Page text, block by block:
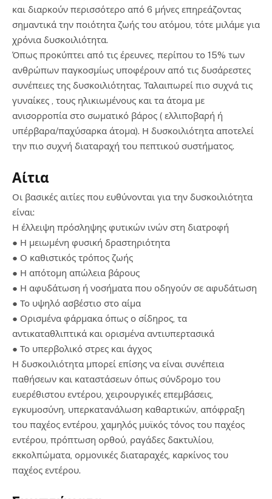
και διαρκούν περισσότερο από 6 μήνες επηρεάζοντας
σημαντικά την ποιότητα ζωής του ατόμου, τότε μιλάμε για
χρόνια δυσκοιλιότητα.
Όπως προκύπτει από τις έρευνες, περίπου το 15% των
ανθρώπων παγκοσμίως υποφέρουν από τις δυσάρεστες
συνέπειες της δυσκοιλιότητας. Ταλαιπωρεί πιο συχνά τις
γυναίκες , τους ηλικιωμένους και τα άτομα με
ανισορροπία στο σωματικό βάρος ( ελλιποβαρή ή
υπέρβαρα/παχύσαρκα άτομα). Η δυσκοιλιότητα αποτελεί
την πιο συχνή διαταραχή του πεπτικού συστήματος.
Αίτια
Οι βασικές αιτίες που ευθύνονται για την δυσκοιλιότητα
είναι:
Η έλλειψη πρόσληψης φυτικών ινών στη διατροφή
● Η μειωμένη φυσική δραστηριότητα
● Ο καθιστικός τρόπος ζωής
● Η απότομη απώλεια βάρους
● Η αφυδάτωση ή νοσήματα που οδηγούν σε αφυδάτωση
● Το υψηλό ασβέστιο στο αίμα
● Ορισμένα φάρμακα όπως ο σίδηρος, τα
αντικαταθλιπτικά και ορισμένα αντιυπερτασικά
● Το υπερβολικό στρες και άγχος
Η δυσκοιλιότητα μπορεί επίσης να είναι συνέπεια
παθήσεων και καταστάσεων όπως σύνδρομο του
ευερέθιστου εντέρου, χειρουργικές επεμβάσεις,
εγκυμοσύνη, υπερκατανάλωση καθαρτικών, απόφραξη
του παχέος εντέρου, χαμηλός μυϊκός τόνος του παχέος
εντέρου, πρόπτωση ορθού, ραγάδες δακτυλίου,
εκκολπώματα, ορμονικές διαταραχές, καρκίνος του
παχέος εντέρου.